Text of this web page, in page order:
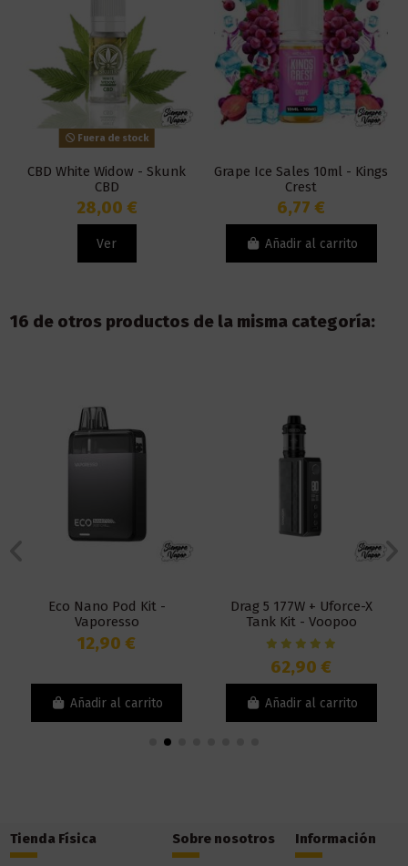
Fuera de stock
CBD White Widow - Skunk
CBD
28,00 €
Ver
Grape Ice Sales 10ml - Kings
Crest
6,77 €
Añadir al carrito
16 de otros productos de la misma categoría:
Eco Nano Pod Kit -
Vaporesso
12,90 €
Añadir al carrito
Drag 5 177W + Uforce-X
Tank Kit - Voopoo
62,90 €
Añadir al carrito
Tienda Física Sobre nosotros Información